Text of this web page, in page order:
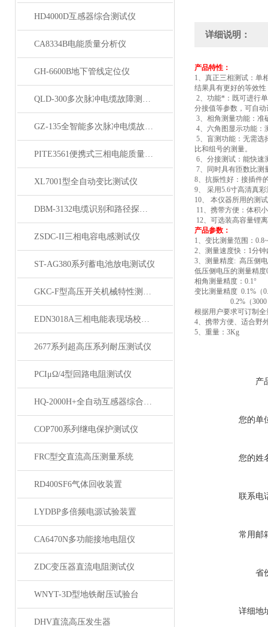
HD4000D互感器综合测试仪
CA8334B电能质量分析仪
GH-6600B地下管线定位仪
QLD-300多次脉冲电缆故障测试仪
GZ-135全智能多次脉冲电缆故障测试仪
PITE3561便携式三相电能质量分析仪
XL7001型全自动变比测试仪
DBM-3132电缆识别和路径探测仪
ZSDC-II三相电容电感测试仪
ST-AG380系列蓄电池放电测试仪
GKC-F型高压开关机械特性测试仪
EDN3018A三相电能表现场校验仪
2677系列超高压系列耐压测试仪
PCIμΩ/4型回路电阻测试仪
HQ-2000H+全自动互感器综合测试仪
COP700系列继电保护测试仪
FRC型交直流高压测量系统
RD400SF6气体回收装置
LYDBP多倍频电源试验装置
CA6470N多功能接地电阻仪
ZDC变压器直流电阻测试仪
WNYT-3D型地铁耐压试验台
DHV直流高压发生器
详细说明：
产品特性：
1、真正三相测试：单
结果具有更好的等效
2、功能*：既可进行
分接值等参数，可自
3、相角测量功能：准
4、六角图显示功能：
5、盲测功能：无需
比和组号的测量。
6、分接测试：能快速
7、同时具有匝数比测
8、抗振性好：接插件
9、 采用5.6寸高清真
10、 本仪器所用的测
11、携带方便：体积
12、可选装高容量锂
产品参数：
1、变比测量范围：
2、测量速度快：1分
3、测量精度: 高压侧
低压侧电压的测量精度
相角测量精度：0.1°
变比测量精度 0.1%（
0.2% （
根据用户要求可订制
4、携带方便、适合野
5、重量：3Kg
产
您的单
您的姓
联系电
常用邮
省
详细地